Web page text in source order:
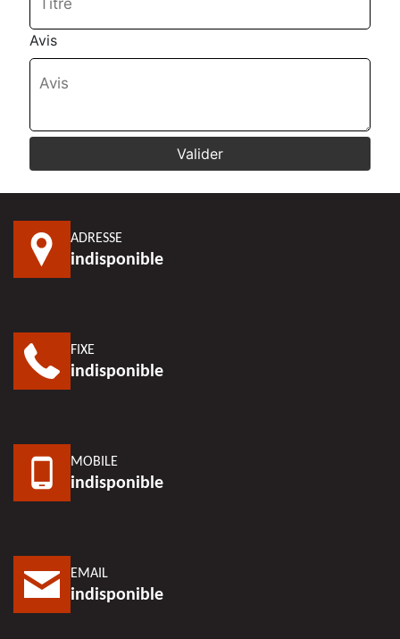
Avis
ADRESSE
indisponible
FIXE
indisponible
MOBILE
indisponible
EMAIL
indisponible